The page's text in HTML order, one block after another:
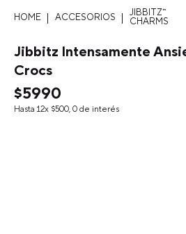
ACCESORIOS
JIBBITZ™
CHARMS
Jibbitz Intensamente
Crocs
$5990
Hasta 12x $500, 0 de interés